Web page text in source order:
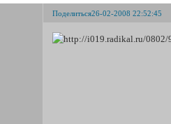
Поделиться26-02-2008 22:52:45